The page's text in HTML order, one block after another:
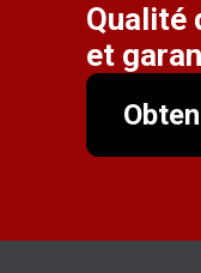
Qualité
et